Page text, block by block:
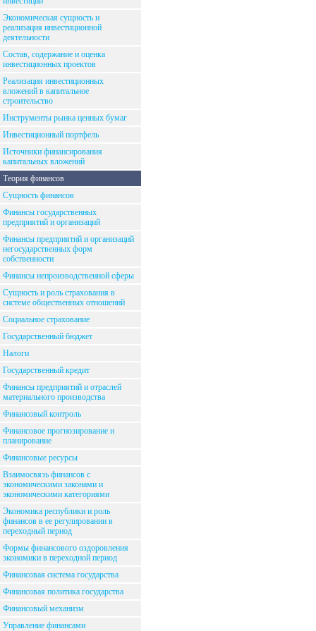
Экономическая сущность и
реализация инвестиционной
деятельности
Состав, содержание и оценка
инвестиционных проектов
Реализация инвестиционных
вложений в капитальное
строительство
Инструменты рынка ценных бумаг
Инвестиционный портфель
Источники финансирования
капитальных вложений
Теория финансов
Сущность финансов
Финансы государственных
предприятий и организаций
Финансы предприятий и организаций
негосударственных форм
собственности
Финансы непроизводственной сферы
Сущность и роль страхования в
системе общественных отношений
Социальное страхование
Государственный бюджет
Налоги
Государственный кредит
Финансы предприятий и отраслей
материального производства
Финансовый контроль
Финансовое прогнозирование и
планирование
Финансовые ресурсы
Взаимосвязь финансов с
экономическими законами и
экономическими категориями
Экономика республики и роль
финансов в ее регулировании в
переходный период
Формы финансового оздоровления
экономики в переходной период
Финансовая система государства
Финансовая политика государства
Финансовый механизм
Управление финансами